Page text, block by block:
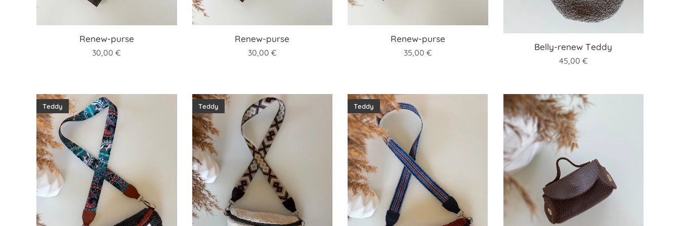
Renew-purse
30,00 €
Renew-purse
30,00 €
Renew-purse
35,00 €
Belly-renew Teddy
45,00 €
Teddy Teddy Teddy